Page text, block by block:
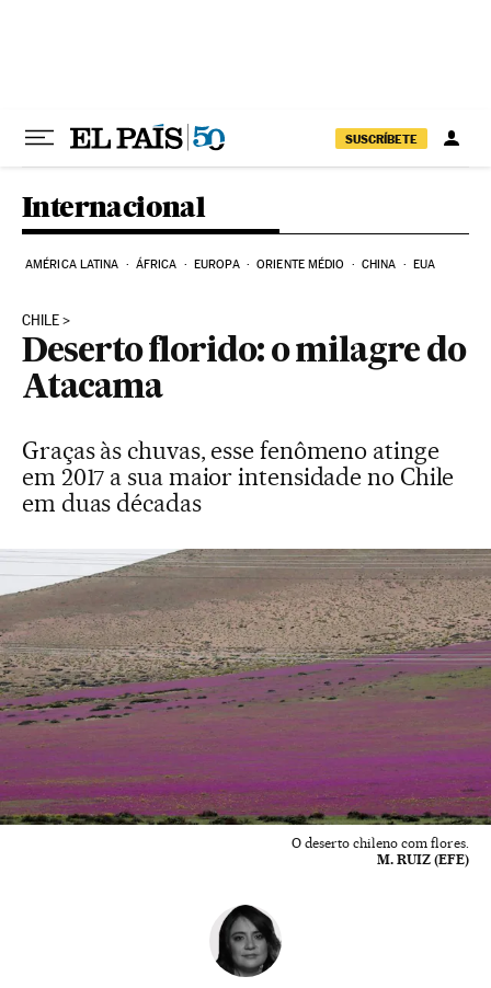
SUSCRÍBETE
Internacional
AMÉRICA LATINA ÁFRICA EUROPA ORIENTE MÉDIO CHINA EUA
CHILE
Deserto florido: o milagre do
Atacama
Graças às chuvas, esse fenômeno atinge
em 2017 a sua maior intensidade no Chile
em duas décadas
O deserto chileno com flores.
M. RUIZ (EFE)